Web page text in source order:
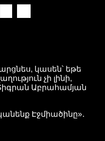
կասեն՝ եթե
չի լինի,
Աբրահամյան
Էջմիածինը»․